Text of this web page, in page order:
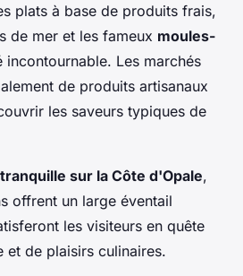
plats à base de produits frais,
de mer et les fameux moules-
incontournable. Les marchés
de produits artisanaux
les saveurs typiques de
sur la Côte d'Opale,
offrent un large éventail
les visiteurs en quête
et de plaisirs culinaires.